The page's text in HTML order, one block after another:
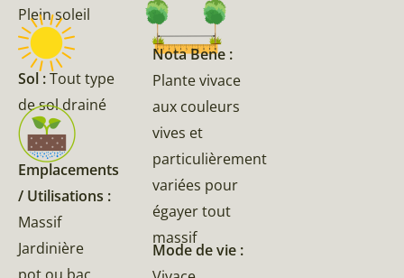
Plein soleil
Sol :Tout type
de sol drainé
Emplacements
/ Utilisations :
Massif
Jardinière
Nota Bene :
Plante vivace
aux couleurs
vives et
particulièrement
variées pour
égayer tout
massif
Mode de vie :